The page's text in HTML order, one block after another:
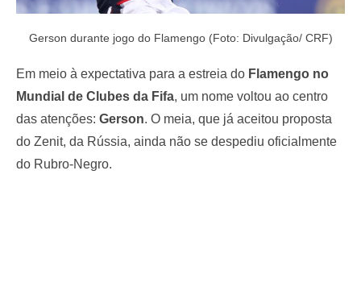
Gerson durante jogo do Flamengo (Foto: Divulgação/ CRF)
Em meio à expectativa para a estreia do Flamengo no
Mundial de Clubes da Fifa, um nome voltou ao centro
das atenções: Gerson. O meia, que já aceitou proposta
do Zenit, da Rússia, ainda não se despediu oficialmente
do Rubro-Negro.